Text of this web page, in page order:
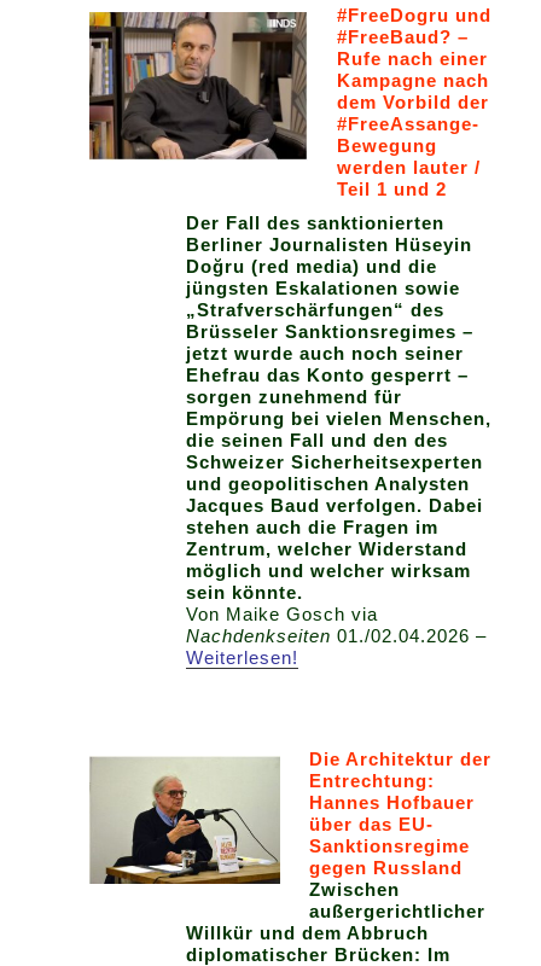
#FreeDogru und
#FreeBaud? –
Rufe nach einer
Kampagne nach
dem Vorbild der
#FreeAssange-
Bewegung
werden lauter /
Teil 1 und 2
Der Fall des sanktionierten
Berliner Journalisten Hüseyin
Doğru (red media) und die
jüngsten Eskalationen sowie
„Strafverschärfungen“ des
Brüsseler Sanktionsregimes –
jetzt wurde auch noch seiner
Ehefrau das Konto gesperrt –
sorgen zunehmend für
Empörung bei vielen Menschen,
die seinen Fall und den des
Schweizer Sicherheitsexperten
und geopolitischen Analysten
Jacques Baud verfolgen. Dabei
stehen auch die Fragen im
Zentrum, welcher Widerstand
möglich und welcher wirksam
sein könnte.
Von Maike Gosch via
Nachdenkseiten 01./02.04.2026 –
Weiterlesen!
Die Architektur der
Entrechtung:
Hannes Hofbauer
über das EU-
Sanktionsregime
gegen Russland
Zwischen
außergerichtlicher
Willkür und dem Abbruch
diplomatischer Brücken: Im